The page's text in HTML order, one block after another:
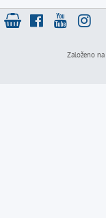
Založeno na